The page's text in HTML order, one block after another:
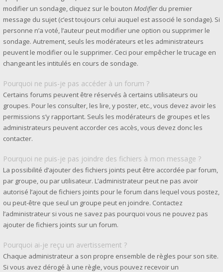
modifier un sondage, cliquez sur le bouton Modifierdu premier
message du sujet (c’est toujours celui auquel est associé le sondage). Si
personne n’a voté, l’auteur peut modifier une option ou supprimer le
sondage. Autrement, seuls les modérateurs et les administrateurs
peuvent le modifier ou le supprimer. Ceci pour empêcher le trucage en
changeant les intitulés en cours de sondage.
Pourquoi ne puis-je pas accéder à un forum ?
Certains forums peuvent être réservés à certains utilisateurs ou
groupes. Pour les consulter, les lire, y poster, etc., vous devez avoir les
permissions s’y rapportant. Seuls les modérateurs de groupes et les
administrateurs peuvent accorder ces accès, vous devez donc les
contacter.
Pourquoi ne puis-je pas joindre des fichiers à mon message ?
La possibilité d’ajouter des fichiers joints peut être accordée par forum,
par groupe, ou par utilisateur. L’administrateur peut ne pas avoir
autorisé l’ajout de fichiers joints pour le forum dans lequel vous postez,
ou peut-être que seul un groupe peut en joindre. Contactez
l’administrateur si vous ne savez pas pourquoi vous ne pouvez pas
ajouter de fichiers joints sur un forum.
Pourquoi ai-je reçu un avertissement ?
Chaque administrateur a son propre ensemble de règles pour son site.
Si vous avez dérogé à une règle, vous pouvez recevoir un